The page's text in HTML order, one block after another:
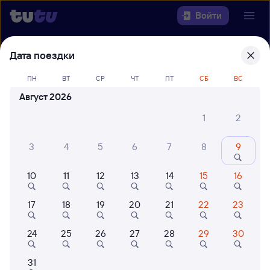
Войти
Выберите день, чтобы найти
билеты Краснодар — Калуга-1
Откуда
Кто едет
Найти поезда
Дата поездки
ПН ВТ СР ЧТ ПТ СБ ВС
Август 2026
1
2
3 4 5 6 7 8 9
10 11 12 13 14 15 16
17 18 19 20 21 22 23
24 25 26 27 28 29 30
31